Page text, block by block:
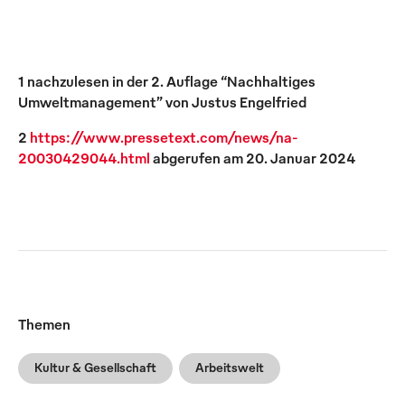
1 nachzulesen in der 2. Auflage “Nachhaltiges
Umweltmanagement” von Justus Engelfried
2 https://www.pressetext.com/news/na-
20030429044.html abgerufen am 20. Januar 2024
Themen
Kultur & Gesellschaft Arbeitswelt